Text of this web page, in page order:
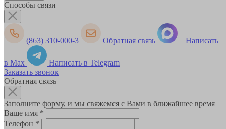
Способы связи
(863) 310-000-3 Обратная связь Написать
в Max
Написать в Telegram
Заказать звонок
Обратная связь
Заполните форму, и мы свяжемся с Вами в ближайшее время
Ваше имя *
Телефон *